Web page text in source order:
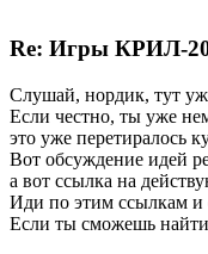
Re: Игры КРИЛ-
Слушай, нордик, тут
Если честно, ты уже
это уже перетиралось
Вот обсуждение идей
а вот ссылка на
Иди по этим ссылкам и
Если ты сможешь найти